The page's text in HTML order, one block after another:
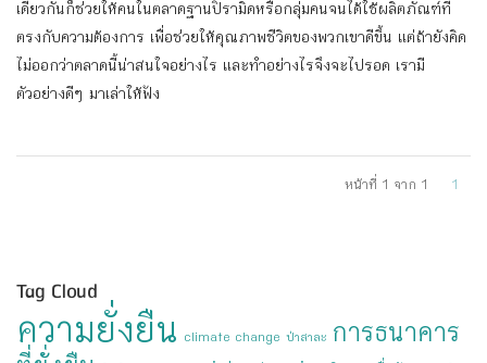
เดียวกันก็ช่วยให้คนในตลาดฐานปิรามิดหรือกลุ่มคนจนได้ใช้ผลิตภัณฑ์ที่
ตรงกับความต้องการ เพื่อช่วยให้คุณภาพชีวิตของพวกเขาดีขึ้น แต่ถ้ายังคิด
ไม่ออกว่าตลาดนี้น่าสนใจอย่างไร และทำอย่างไรจึงจะไปรอด เรามี
ตัวอย่างดีๆ มาเล่าให้ฟัง
หน้าที่ 1 จาก 1 1
Tag Cloud
ความยั่งยืน climate change ป่าสาละ การธนาคาร